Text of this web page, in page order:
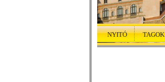
NYITÓ TAGOK